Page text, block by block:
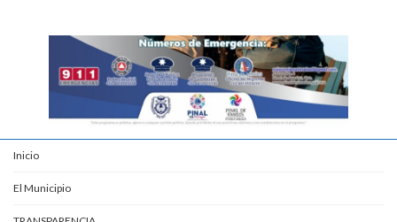
Inicio
El Municipio